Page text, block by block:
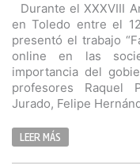
Durante el XXXVIII
en Toledo entre el
presentó el trabajo
online en las
importancia del
profesores Raquel
Jurado, Felipe
LEER MÁS